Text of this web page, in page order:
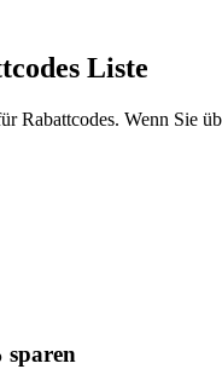
Liste
Rabattcodes. Wenn Sie
sparen